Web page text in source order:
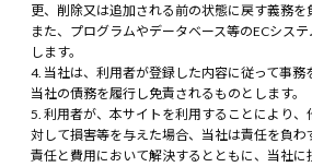
更、削除又は追加される前の状態に戻す義務を
また、プログラムやデータベース等のECシス
します。
当社は、利用者が登録した内容に従って事務
当社の債務を履行し免責されるものとします。
利用者が、本サイトを利用することにより、
対して損害等を与えた場合、当社は責任を負わ
責任と費用において解決するとともに、当社に